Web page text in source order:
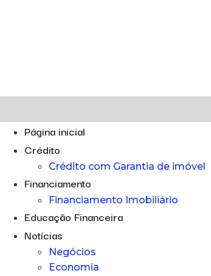
Página inicial
Crédito
Crédito com Garantia de imóvel
Financiamento
Financiamento Imobiliário
Educação Financeira
Notícias
Negócios
Economia